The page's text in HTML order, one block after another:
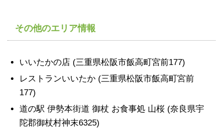
その他のエリア情報
いいたかの店 (三重県松阪市飯高町宮前177)
レストランいいたか (三重県松阪市飯高町宮前
177)
道の駅 伊勢本街道 御杖 お食事処 山桜 (奈良県宇
陀郡御杖村神末6325)